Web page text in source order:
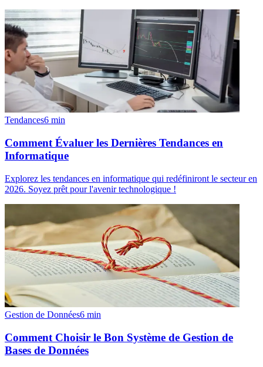
Tendances6 min
Comment Évaluer les Dernières Tendances en
Informatique
Explorez les tendances en informatique qui redéfiniront le secteur en
2026. Soyez prêt pour l'avenir technologique !
Gestion de Données6 min
Comment Choisir le Bon Système de Gestion de
Bases de Données